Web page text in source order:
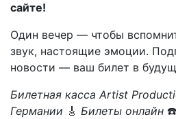
сайте!
Один вечер — чтобы
звук, настоящие эмоции.
новости — ваш билет в
Билетная касса Artist
Германии 🎸 Билеты онлайн ☎️